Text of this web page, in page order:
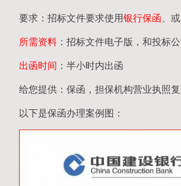
要求：招标文件要求使用银行保函、
所需资料 ：招标文件电子版，和投标
出函时间 ：半小时内出函
给您提供：保函，担保机构营业执照
以下是保函办理案例图：